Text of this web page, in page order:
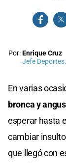
Por:Enrique Cruz
Jefe Deportes.
En varias
bronca y
esperar hasta
cambiar
que llegó con